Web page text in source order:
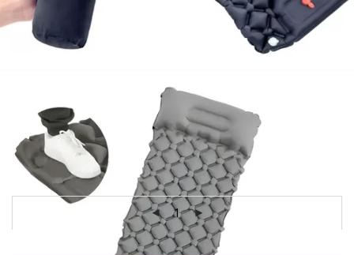
Colchoneta De Camping Ultraligera
Autoinflable
$75.000
Añadir al carrito